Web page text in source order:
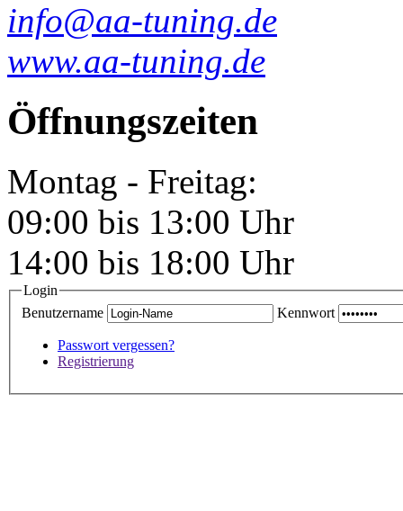
info@aa-tuning.de
www.aa-tuning.de
Öffnungszeiten
Montag - Freitag:
09:00 bis 13:00 Uhr
14:00 bis 18:00 Uhr
Login
Benutzername
Kennwort
Passwort vergessen?
Registrierung